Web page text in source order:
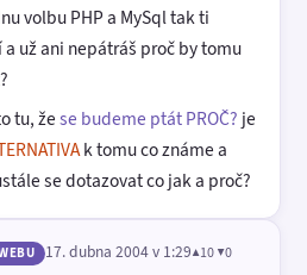
volbu PHP a MySql tak ti
už ani nepátráš proč by tomu
tu, žese budeme ptát PROČ? je
k tomu co známe a
se dotazovat co jak a proč?
17. dubna 2004 v 1:29▲10 ▼0